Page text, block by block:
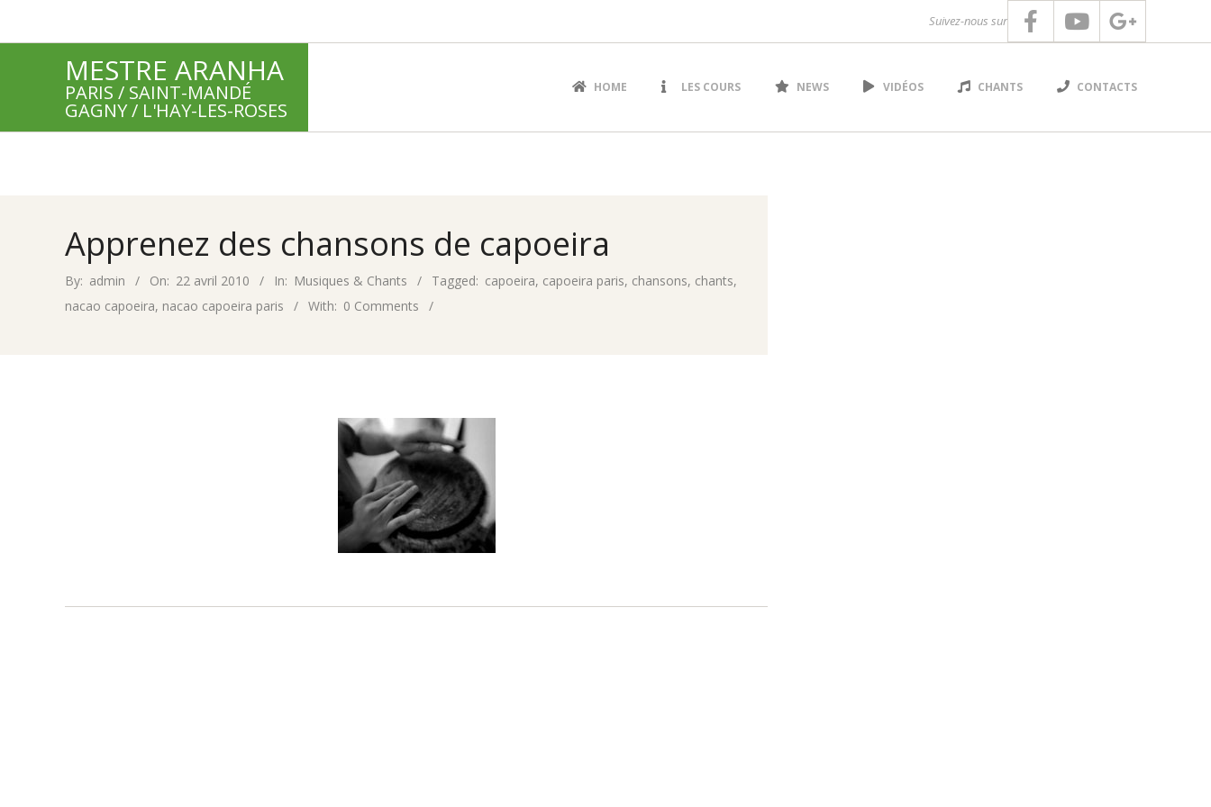
Suivez-nous sur
MESTRE ARANHA
PARIS / SAINT-MANDÉ
GAGNY / L'HAY-LES-ROSES
HOME LES COURS NEWS VIDÉOS CHANTS CONTACTS
Apprenez des chansons de capoeira
By: admin On: 22 avril 2010 In: Musiques & Chants Tagged: capoeira, capoeira paris, chansons, chants,
nacao capoeira, nacao capoeira paris With: 0 Comments